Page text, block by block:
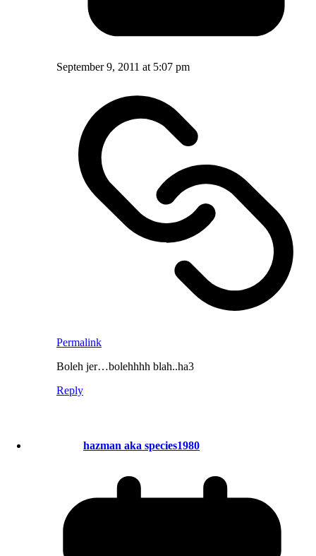
September 9, 2011 at 5:07 pm
Permalink
Boleh jer…bolehhhh blah..ha3
Reply
hazman aka species1980